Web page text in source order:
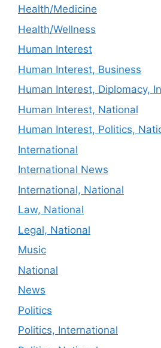
Health/Medicine
Health/Wellness
Human Interest
Human Interest, Business
Human Interest, Diplomacy,
Human Interest, National
Human Interest, Politics,
International
International News
International, National
Law, National
Legal, National
Music
National
News
Politics
Politics, International